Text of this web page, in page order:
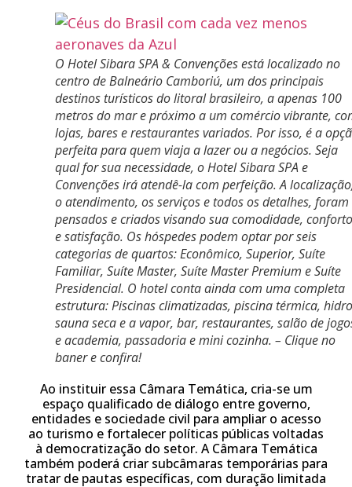
O Hotel Sibara SPA & Convenções está localizado no
centro de Balneário Camboriú, um dos principais
destinos turísticos do litoral brasileiro, a apenas 100
metros do mar e próximo a um comércio vibrante,
lojas, bares e restaurantes variados. Por isso, é a
perfeita para quem viaja a lazer ou a negócios. Seja
qual for sua necessidade, o Hotel Sibara SPA e
Convenções irá atendê-la com perfeição. A
o atendimento, os serviços e todos os detalhes, foram
pensados e criados visando sua comodidade, conforto
e satisfação. Os hóspedes podem optar por seis
categorias de quartos: Econômico, Superior, Suíte
Familiar, Suíte Master, Suíte Master Premium e Suíte
Presidencial. O hotel conta ainda com uma completa
estrutura: Piscinas climatizadas, piscina térmica,
sauna seca e a vapor, bar, restaurantes, salão de
e academia, passadoria e mini cozinha. – Clique no
baner e confira!
Ao instituir essa Câmara Temática, cria-se um
espaço qualificado de diálogo entre governo,
entidades e sociedade civil para ampliar o acesso
ao turismo e fortalecer políticas públicas voltadas
à democratização do setor. A Câmara Temática
também poderá criar subcâmaras temporárias para
tratar de pautas específicas, com duração limitada